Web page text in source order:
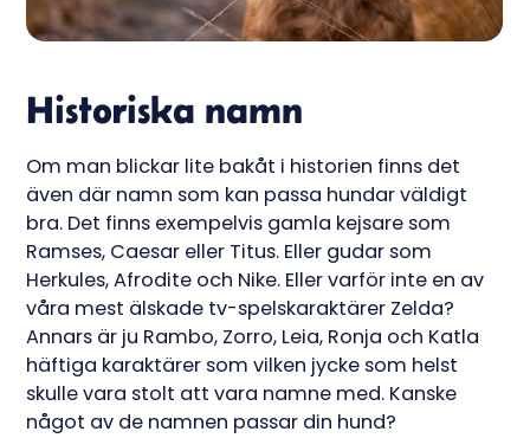
Historiska namn
Om man blickar lite bakåt i historien finns det
även där namn som kan passa hundar väldigt
bra. Det finns exempelvis gamla kejsare som
Ramses, Caesar eller Titus. Eller gudar som
Herkules, Afrodite och Nike. Eller varför inte en av
våra mest älskade tv-spelskaraktärer Zelda?
Annars är ju Rambo, Zorro, Leia, Ronja och Katla
häftiga karaktärer som vilken jycke som helst
skulle vara stolt att vara namne med. Kanske
något av de namnen passar din hund?